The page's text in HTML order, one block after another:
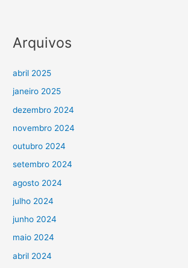
Arquivos
abril 2025
janeiro 2025
dezembro 2024
novembro 2024
outubro 2024
setembro 2024
agosto 2024
julho 2024
junho 2024
maio 2024
abril 2024